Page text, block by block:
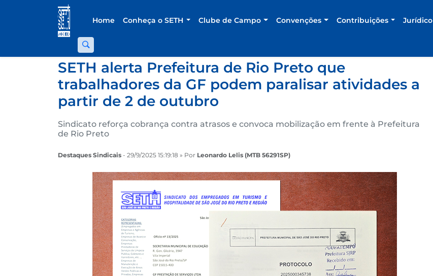
Home Conheça o SETH Clube de Campo Convenções Contribuições Jurídico
SETH alerta Prefeitura de Rio Preto que
trabalhadores da GF podem paralisar atividades a
partir de 2 de outubro
Sindicato reforça cobrança contra atrasos e convoca mobilização em frente à Prefeitura
de Rio Preto
Destaques Sindicais - 29/9/2025 15:19:18 » Por Leonardo Lelis (MTB 56291SP)